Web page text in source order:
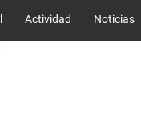
Actividad Noticias